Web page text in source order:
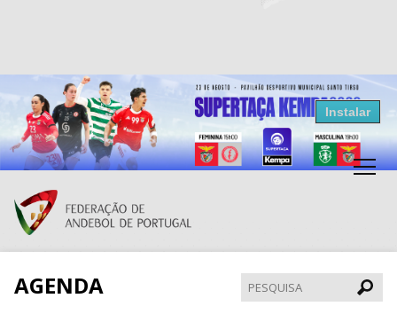
Resultados Andebol
Federação de Andebol de Portugal
Grátis - Disponivel na Play Store
Instalar
AGENDA